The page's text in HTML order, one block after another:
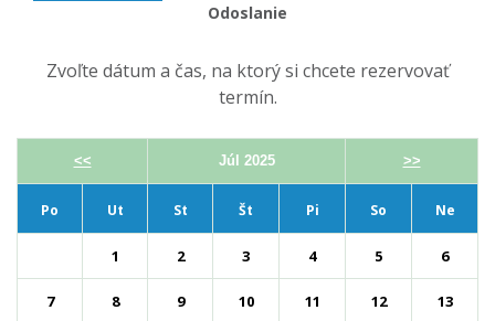
Odoslanie
Zvoľte dátum a čas, na ktorý si chcete rezervovať
termín.
<< Júl 2025 >>
Po Ut St Št Pi So Ne
1 2 3 4 5 6
7 8 9 10 11 12 13